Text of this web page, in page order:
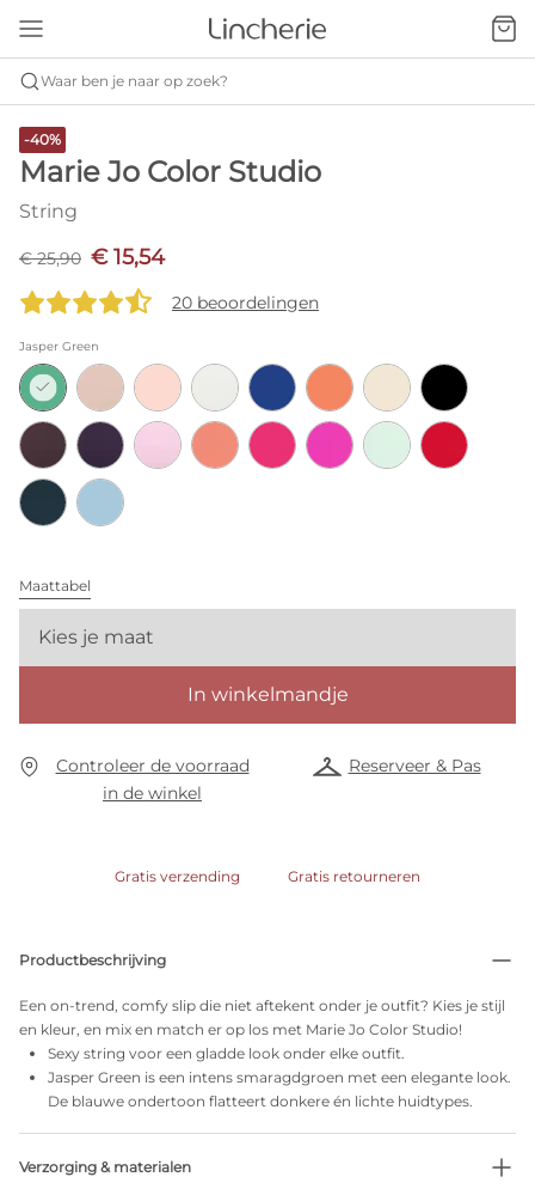
Waar ben je naar op zoek?
-40%
Marie Jo Color Studio
String
€ 25,90 € 15,54
20 beoordelingen
Jasper Green
Maattabel
Kies je maat
In winkelmandje
Controleer de voorraad
in de winkel
Reserveer & Pas
Gratis verzending Gratis retourneren
Productbeschrijving
Een on-trend, comfy slip die niet aftekent onder je outfit? Kies je stijl
en kleur, en mix en match er op los met Marie Jo Color Studio!
Sexy string voor een gladde look onder elke outfit.
Jasper Green is een intens smaragdgroen met een elegante look.
De blauwe ondertoon flatteert donkere én lichte huidtypes.
Verzorging & materialen